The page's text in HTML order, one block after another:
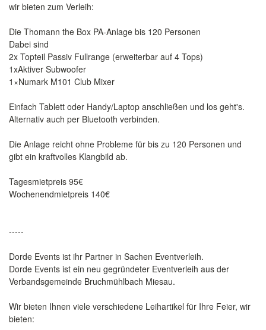
wir bieten zum Verleih:
Die Thomann the Box PA-Anlage bis 120 Personen
Dabei sind
2x Topteil Passiv Fullrange (erweiterbar auf 4 Tops)
1xAktiver Subwoofer
1×Numark M101 Club Mixer
Einfach Tablett oder Handy/Laptop anschließen und los geht's.
Alternativ auch per Bluetooth verbinden.
Die Anlage reicht ohne Probleme für bis zu 120 Personen und
gibt ein kraftvolles Klangbild ab.
Tagesmietpreis 95€
Wochenendmietpreis 140€
-----
Dorde Events ist ihr Partner in Sachen Eventverleih.
Dorde Events ist ein neu gegründeter Eventverleih aus der
Verbandsgemeinde Bruchmühlbach Miesau.
Wir bieten Ihnen viele verschiedene Leihartikel für Ihre Feier, wir
bieten: